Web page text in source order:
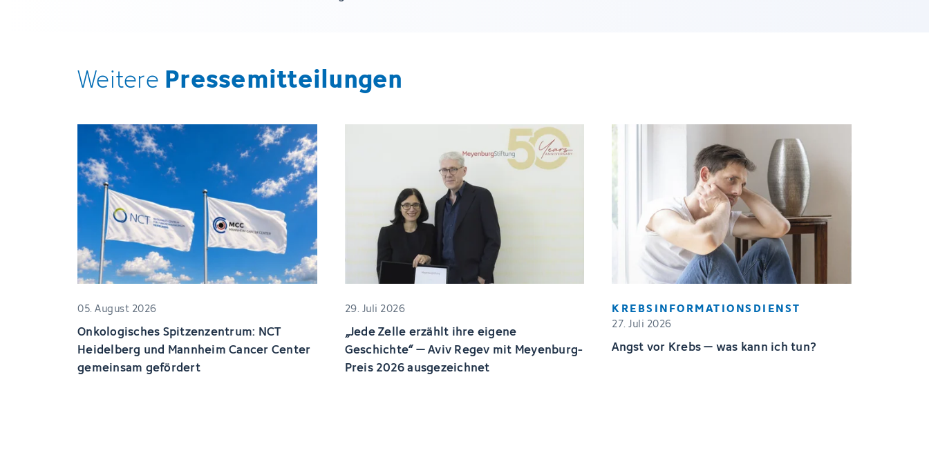
Weitere Pressemitteilungen
05. August 2026
Onkologisches Spitzenzentrum: NCT
Heidelberg und Mannheim Cancer Center
gemeinsam gefördert
29. Juli 2026
„Jede Zelle erzählt ihre eigene
Geschichte“ – Aviv Regev mit Meyenburg-
Preis 2026 ausgezeichnet
KREBSINFORMATIONSDIENST
27. Juli 2026
Angst vor Krebs – was kann ich tun?